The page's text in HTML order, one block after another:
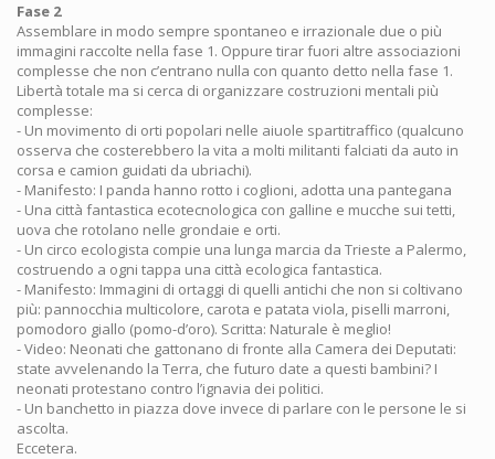
Fase 2
Assemblare in modo sempre spontaneo e irrazionale due o più
immagini raccolte nella fase 1. Oppure tirar fuori altre associazioni
complesse che non c’entrano nulla con quanto detto nella fase 1.
Libertà totale ma si cerca di organizzare costruzioni mentali più
complesse:
- Un movimento di orti popolari nelle aiuole spartitraffico (qualcuno
osserva che costerebbero la vita a molti militanti falciati da auto in
corsa e camion guidati da ubriachi).
- Manifesto: I panda hanno rotto i coglioni, adotta una pantegana
- Una città fantastica ecotecnologica con galline e mucche sui tetti,
uova che rotolano nelle grondaie e orti.
- Un circo ecologista compie una lunga marcia da Trieste a Palermo,
costruendo a ogni tappa una città ecologica fantastica.
- Manifesto: Immagini di ortaggi di quelli antichi che non si coltivano
più: pannocchia multicolore, carota e patata viola, piselli marroni,
pomodoro giallo (pomo-d’oro). Scritta: Naturale è meglio!
- Video: Neonati che gattonano di fronte alla Camera dei Deputati:
state avvelenando la Terra, che futuro date a questi bambini? I
neonati protestano contro l’ignavia dei politici.
- Un banchetto in piazza dove invece di parlare con le persone le si
ascolta.
Eccetera.